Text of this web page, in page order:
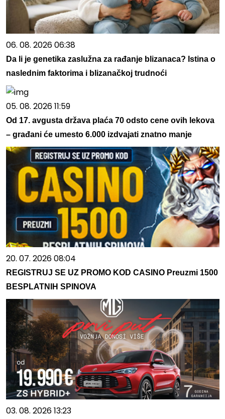
06. 08. 2026 06:38
Da li je genetika zaslužna za rađanje blizanaca? Istina o
naslednim faktorima i blizanačkoj trudnoći
05. 08. 2026 11:59
Od 17. avgusta država plaća 70 odsto cene ovih lekova
– građani će umesto 6.000 izdvajati znatno manje
20. 07. 2026 08:04
REGISTRUJ SE UZ PROMO KOD CASINO Preuzmi 1500
BESPLATNIH SPINOVA
03. 08. 2026 13:23